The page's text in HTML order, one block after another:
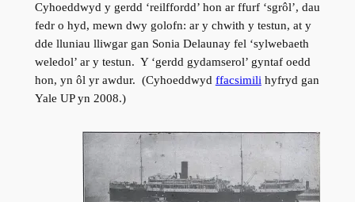
Cyhoeddwyd y gerdd ‘reilffordd’ hon ar ffurf ‘sgrôl’, dau
fedr o hyd, mewn dwy golofn: ar y chwith y testun, at y
dde lluniau lliwgar gan Sonia Delaunay fel ‘sylwebaeth
weledol’ ar y testun. Y ‘gerdd gydamserol’ gyntaf oedd
hon, yn ôl yr awdur. (Cyhoeddwyd ffacsimili hyfryd gan
Yale UP yn 2008.)